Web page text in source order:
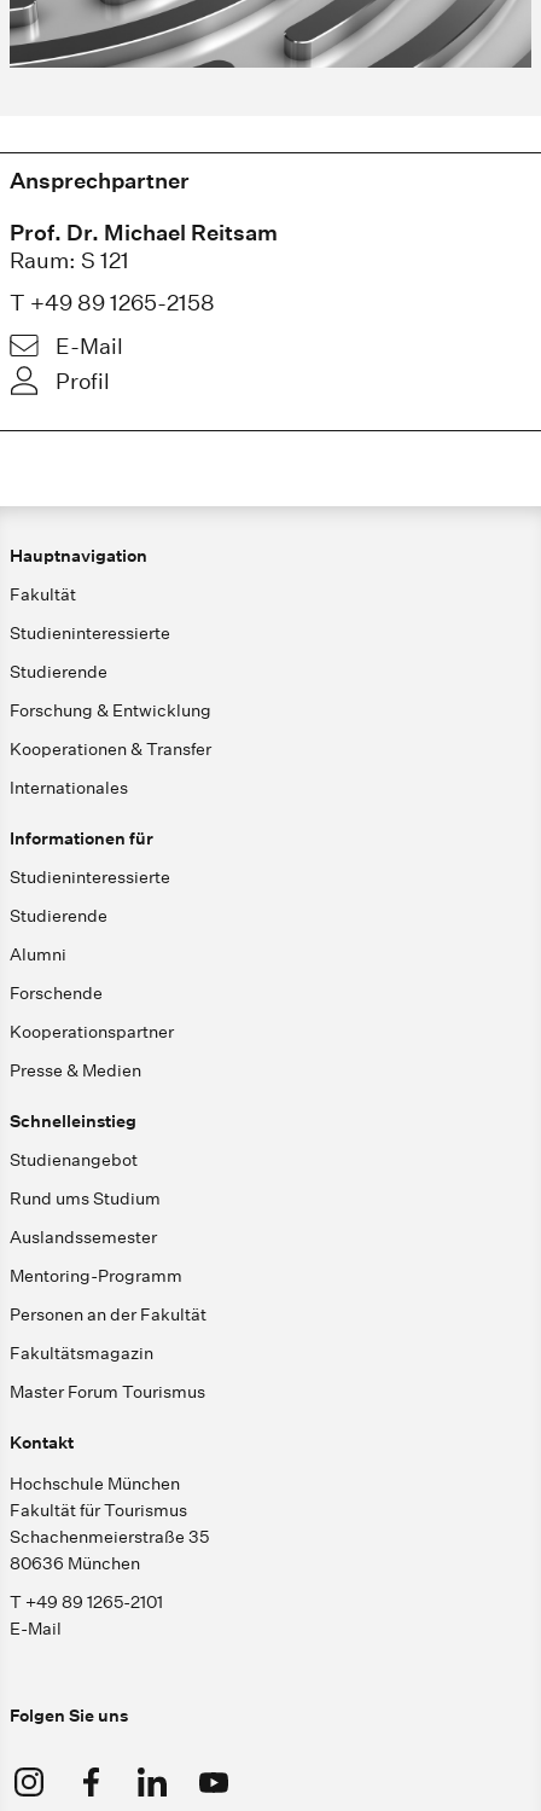
Ansprechpartner
Prof. Dr. Michael Reitsam
Raum: S 121
T +49 89 1265-2158
E-Mail
Profil
Hauptnavigation
Fakultät
Studieninteressierte
Studierende
Forschung & Entwicklung
Kooperationen & Transfer
Internationales
Informationen für
Studieninteressierte
Studierende
Alumni
Forschende
Kooperationspartner
Presse & Medien
Schnelleinstieg
Studienangebot
Rund ums Studium
Auslandssemester
Mentoring-Programm
Personen an der Fakultät
Fakultätsmagazin
Master Forum Tourismus
Kontakt
Hochschule München
Fakultät für Tourismus
Schachenmeierstraße 35
80636 München
T +49 89 1265-2101
E-Mail
Folgen Sie uns